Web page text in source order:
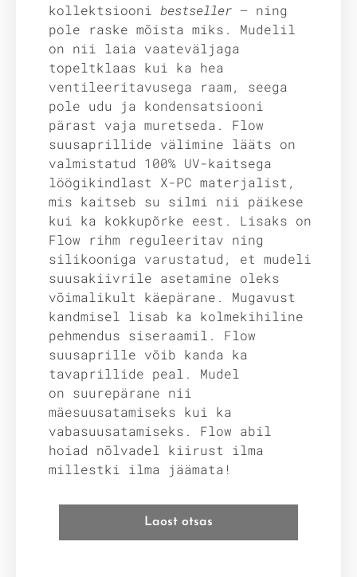
kollektsiooni bestseller — ning
pole raske mõista miks. Mudelil
on nii laia vaateväljaga
topeltklaas kui ka hea
ventileeritavusega raam, seega
pole udu ja kondensatsiooni
pärast vaja muretseda. Flow
suusaprillide välimine lääts on
valmistatud 100% UV-kaitsega
löögikindlast X-PC materjalist,
mis kaitseb su silmi nii päikese
kui ka kokkupõrke eest. Lisaks on
Flow rihm reguleeritav ning
silikooniga varustatud, et mudeli
suusakiivrile asetamine oleks
võimalikult käepärane. Mugavust
kandmisel lisab ka kolmekihiline
pehmendus siseraamil. Flow
suusaprille võib kanda ka
tavaprillide peal. Mudel
on suurepärane nii
mäesuusatamiseks kui ka
vabasuusatamiseks. Flow abil
hoiad nõlvadel kiirust ilma
millestki ilma jäämata!
Laost otsas